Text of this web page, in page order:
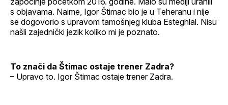
s objavama. Naime, Igor Štimac bio je u Teheranu i nije
se dogovorio s upravom tamošnjeg kluba Esteghlal. Nisu
našli zajednički jezik koliko mi je poznato.
To znači da Štimac ostaje trener Zadra?
– Upravo to. Igor Štimac ostaje trener Zadra.